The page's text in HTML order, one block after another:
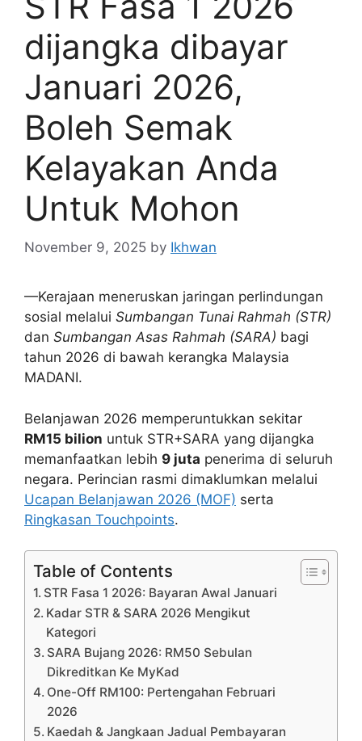
dijangka dibayar
Januari 2026,
Boleh Semak
Kelayakan Anda
Untuk Mohon
November 9, 2025 by Ikhwan
—Kerajaan meneruskan jaringan perlindungan
sosial melalui Sumbangan Tunai Rahmah (STR)
dan Sumbangan Asas Rahmah (SARA) bagi
tahun 2026 di bawah kerangka Malaysia
MADANI.
Belanjawan 2026 memperuntukkan sekitar
RM15 bilion untuk STR+SARA yang dijangka
memanfaatkan lebih 9 juta penerima di seluruh
negara. Perincian rasmi dimaklumkan melalui
Ucapan Belanjawan 2026 (MOF) serta
Ringkasan Touchpoints.
Table of Contents
STR Fasa 1 2026: Bayaran Awal Januari
Kadar STR & SARA 2026 Mengikut
Kategori
SARA Bujang 2026: RM50 Sebulan
Dikreditkan Ke MyKad
One-Off RM100: Pertengahan Februari
2026
Kaedah & Jangkaan Jadual Pembayaran